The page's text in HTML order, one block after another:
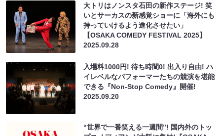
大トリはノンスタ石田の新作ステージ! 笑
いとサーカスの新感覚ショーに「海外にも
持っていけるよう進化させたい」
【OSAKA COMEDY FESTIVAL 2025】
2025.09.28
入場料1000円! 待ち時間0! 出入り自由! ハ
イレベルなパフォーマーたちの競演を堪能
できる『Non-Stop Comedy』開催!
2025.09.20
“世界で一番笑える一週間”! 国内外のトッ